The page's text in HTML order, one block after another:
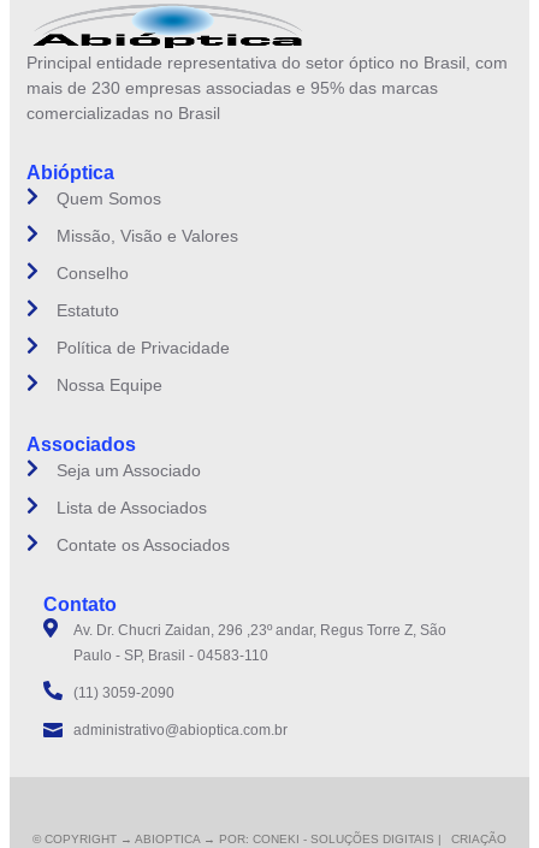
Principal entidade representativa do setor óptico no Brasil, com
mais de 230 empresas associadas e 95% das marcas
comercializadas no Brasil
Abióptica
Quem Somos
Missão, Visão e Valores
Conselho
Estatuto
Política de Privacidade
Nossa Equipe
Associados
Seja um Associado
Lista de Associados
Contate os Associados
Contato
Av. Dr. Chucri Zaidan, 296 ,23º andar, Regus Torre Z, São
Paulo - SP, Brasil - 04583-110
(11) 3059-2090
administrativo@abioptica.com.br
© COPYRIGHT → ABIOPTICA → POR: CONEKI - SOLUÇÕES DIGITAIS | CRIAÇÃO